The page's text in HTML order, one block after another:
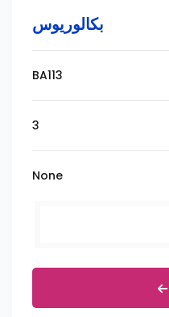
بكالوريوس
BA113
3
None